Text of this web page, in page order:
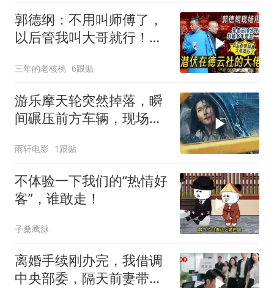
郭德纲：不用叫师傅了，
以后管我叫大哥就行！孔
三年的老核桃 6跟贴
游乐摩天轮突然掉落，瞬
间碾压前方车辆，现场状
雨轩电影 1跟贴
不体验一下我们的“热情好
客”，谁敢走！
子桑鹰脉
离婚手续刚办完，我借调
中央部委，隔天前妻带新